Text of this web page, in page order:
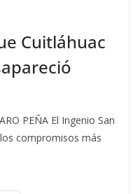
Cuitláhuac
PEÑA El Ingenio San
compromisos más